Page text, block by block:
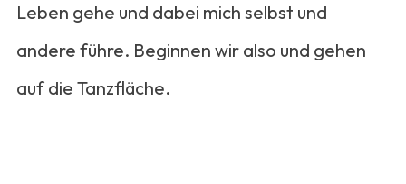
Leben gehe und dabei mich selbst und
andere führe. Beginnen wir also und gehen
auf die Tanzfläche.